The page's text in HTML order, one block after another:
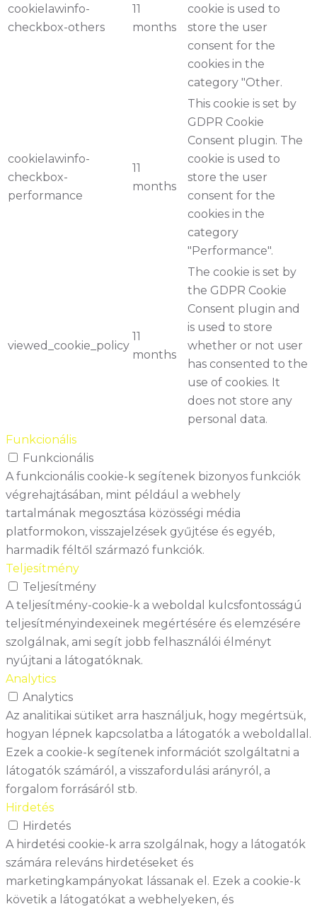
cookielawinfo-
checkbox-others
11
months
cookie is used to
store the user
consent for the
cookies in the
category "Other.
cookielawinfo-
checkbox-
performance
11
months
This cookie is set by
GDPR Cookie
Consent plugin. The
cookie is used to
store the user
consent for the
cookies in the
category
"Performance".
viewed_cookie_policy
11
months
The cookie is set by
the GDPR Cookie
Consent plugin and
is used to store
whether or not user
has consented to the
use of cookies. It
does not store any
personal data.
Funkcionális
Funkcionális
A funkcionális cookie-k segítenek bizonyos funkciók
végrehajtásában, mint például a webhely
tartalmának megosztása közösségi média
platformokon, visszajelzések gyűjtése és egyéb,
harmadik féltől származó funkciók.
Teljesítmény
Teljesítmény
A teljesítmény-cookie-k a weboldal kulcsfontosságú
teljesítményindexeinek megértésére és elemzésére
szolgálnak, ami segít jobb felhasználói élményt
nyújtani a látogatóknak.
Analytics
Analytics
Az analitikai sütiket arra használjuk, hogy megértsük,
hogyan lépnek kapcsolatba a látogatók a weboldallal.
Ezek a cookie-k segítenek információt szolgáltatni a
látogatók számáról, a visszafordulási arányról, a
forgalom forrásáról stb.
Hirdetés
Hirdetés
A hirdetési cookie-k arra szolgálnak, hogy a látogatók
számára releváns hirdetéseket és
marketingkampányokat lássanak el. Ezek a cookie-k
követik a látogatókat a webhelyeken, és